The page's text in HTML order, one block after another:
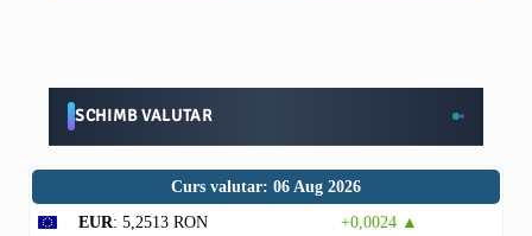
SCHIMB VALUTAR
Curs valutar: 06 Aug 2026
EUR: 5,2513 RON
+0,0024 ▲